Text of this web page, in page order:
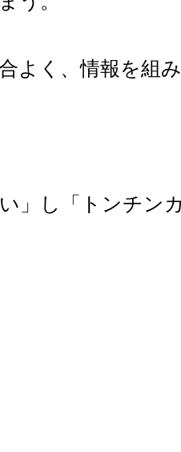
よく、情報を組
」し「トンチン